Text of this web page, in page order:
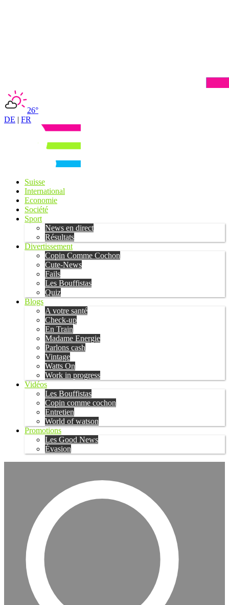
26°
DE | FR
Suisse
International
Economie
Société
Sport
News en direct
Résultats
Divertissement
Copin Comme Cochon
Cute-News
Fails
Les Bouffistas
Quiz
Blogs
A votre santé
Check-up
En Train
Madame Energie
Parlons cash
Vintage
Watts On
Work in progress
Vidéos
Les Bouffistas
Copin comme cochon
Entretien
World of watson
Promotions
Les Good News
Évasion